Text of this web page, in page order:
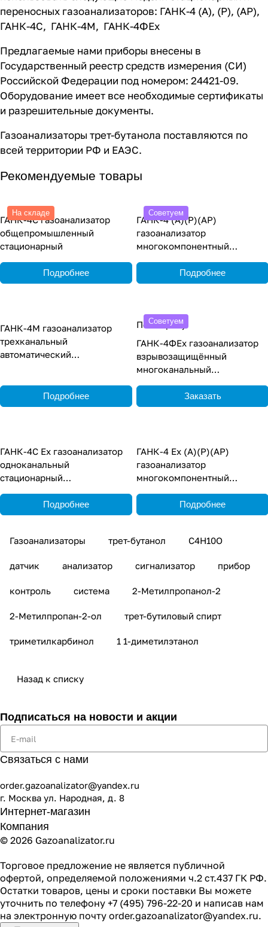
переносных газоанализаторов: ГАНК-4 (А), (Р), (АР),
ГАНК-4C, ГАНК-4М, ГАНК-4ФEx
Предлагаемые нами приборы внесены в
Государственный реестр средств измерения (СИ)
Российской Федерации под номером: 24421-09.
Оборудование имеет все необходимые сертификаты
и разрешительные документы.
Газоанализаторы трет-бутанола поставляются по
всей территории РФ и ЕАЭС.
Рекомендуемые товары
На складе
ГАНК-4С газоанализатор
общепромышленный
стационарный
Подробнее
Советуем
ГАНК-4 (А)(Р)(АР)
газоанализатор
многокомпонентный
переноснойПодробнее
ГАНК-4М газоанализатор
трехканальный
автоматический
Подробнее
Советуем
По запросу
ГАНК-4ФEx газоанализатор
взрывозащищённый
многоканальный
Заказать
ГАНК-4С Ех газоанализатор
одноканальный
стационарный
Подробнее
ГАНК-4 Ех (А)(Р)(АР)
газоанализатор
многокомпонентный
переноснойПодробнее
Газоанализаторы трет-бутанол C4H10O
датчик анализатор сигнализатор прибор
контроль система 2-Метилпропанол-2
2-Метилпропан-2-ол трет-бутиловый спирт
триметилкарбинол 1 1-диметилэтанол
Назад к списку
Подписаться на новости и акции
Связаться с нами
order.gazoanalizator@yandex.ru
г. Москва ул. Народная, д. 8
Интернет-магазин
Компания
© 2026 Gazoanalizator.ru
Торговое предложение не является публичной
офертой, определяемой положениями ч.2 ст.437 ГК РФ.
Остатки товаров, цены и сроки поставки Вы можете
уточнить по телефону +7 (495) 796-22-20 и написав нам
на электронную почту order.gazoanalizator@yandex.ru.